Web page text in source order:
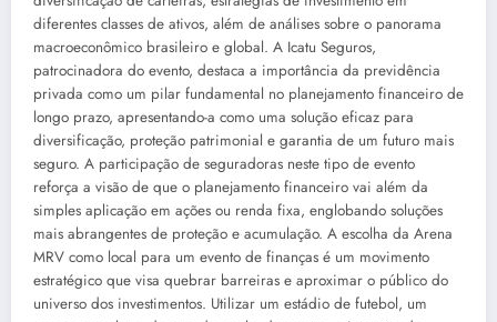
diferentes classes de ativos, além de análises sobre o panorama
macroeconômico brasileiro e global. A Icatu Seguros,
patrocinadora do evento, destaca a importância da previdência
privada como um pilar fundamental no planejamento financeiro de
longo prazo, apresentando-a como uma solução eficaz para
diversificação, proteção patrimonial e garantia de um futuro mais
seguro. A participação de seguradoras neste tipo de evento
reforça a visão de que o planejamento financeiro vai além da
simples aplicação em ações ou renda fixa, englobando soluções
mais abrangentes de proteção e acumulação. A escolha da Arena
MRV como local para um evento de finanças é um movimento
estratégico que visa quebrar barreiras e aproximar o público do
universo dos investimentos. Utilizar um estádio de futebol, um